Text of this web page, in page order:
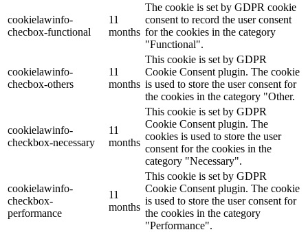
cookielawinfo-
checbox-functional
11
months
The cookie is set by GDPR cookie
consent to record the user consent
for the cookies in the category
"Functional".
cookielawinfo-
checbox-others
11
months
This cookie is set by GDPR
Cookie Consent plugin. The cookie
is used to store the user consent for
the cookies in the category "Other.
cookielawinfo-
checkbox-necessary
11
months
This cookie is set by GDPR
Cookie Consent plugin. The
cookies is used to store the user
consent for the cookies in the
category "Necessary".
cookielawinfo-
checkbox-
performance
11
months
This cookie is set by GDPR
Cookie Consent plugin. The cookie
is used to store the user consent for
the cookies in the category
"Performance".